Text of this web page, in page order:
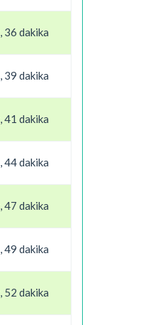
36 dakika
39 dakika
41 dakika
44 dakika
47 dakika
49 dakika
52 dakika